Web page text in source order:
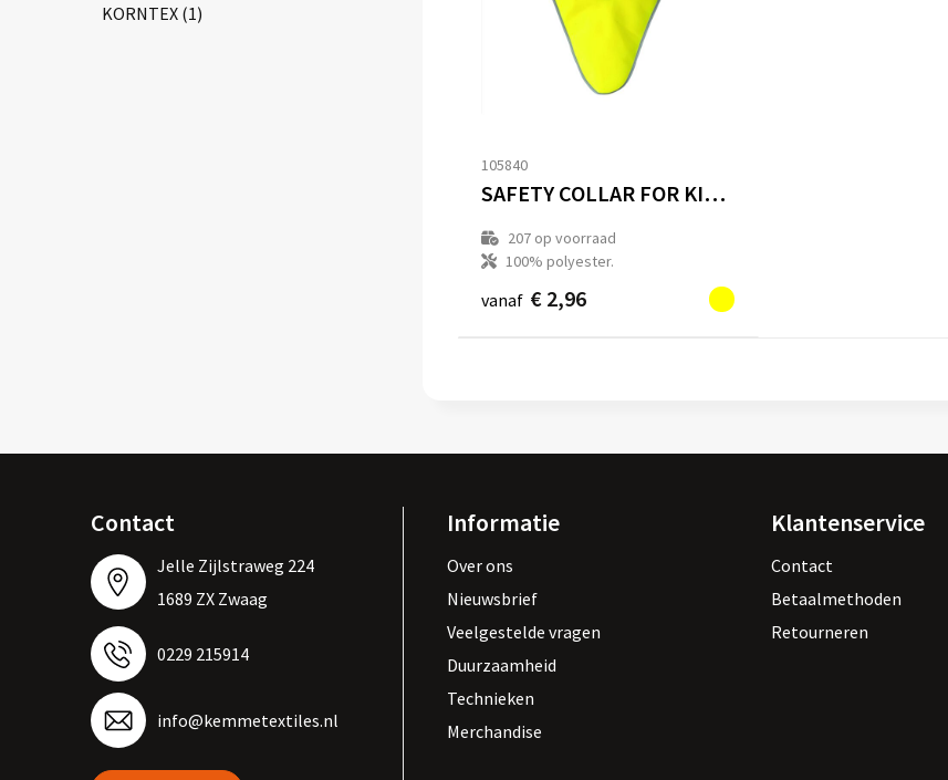
KORNTEX (1)
105840
SAFETY COLLAR FOR KIDS "BARBADOS
207op voorraad
100% polyester.
vanaf € 2,96
Contact
Jelle Zijlstraweg 224
1689 ZX Zwaag
0229 215914
info@kemmetextiles.nl
Informatie
Over ons
Nieuwsbrief
Veelgestelde vragen
Duurzaamheid
Technieken
Merchandise
Klantenservice
Contact
Betaalmethoden
Retourneren